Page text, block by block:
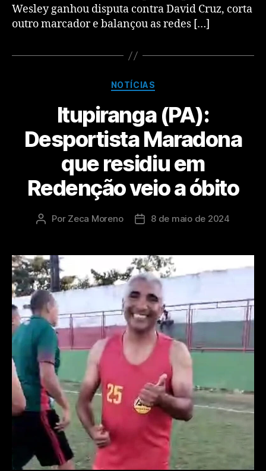
Wesley ganhou disputa contra David Cruz, corta
outro marcador e balançou as redes […]
NOTÍCIAS
Itupiranga (PA):
Desportista Maradona
que residiu em
Redenção veio a óbito
Por Zeca Moreno 8 de maio de 2024